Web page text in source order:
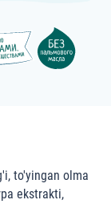
to'yingan olma
ekstrakti,